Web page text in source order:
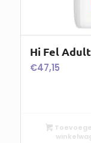
Hi Fel Adult
€47,15